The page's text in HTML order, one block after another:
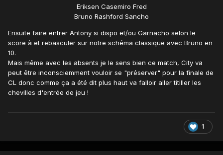
Eriksen Casemiro Fred
Bruno Rashford Sancho
Ensuite faire entrer Antony si dispo et/ou Garnacho selon le
score à et rebasculer sur notre schéma classique avec Bruno en
10.
Mais même avec les absents je le sens bien ce match, City va
peut être inconsciemment vouloir se "préserver" pour la finale de
CL donc comme ça a été dit plus haut va falloir aller titiller les
chevilles d'entrée de jeu !
1